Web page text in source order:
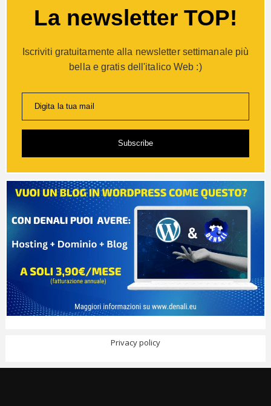
La newsletter TOP!
Iscriviti gratuitamente alla newsletter settimanale più
bella e gratis dell'italico Web :)
Digita la tua mail
Subscribe
Privacy policy